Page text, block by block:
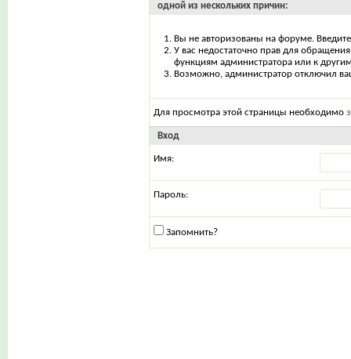
одной из нескольких причин:
Вы не авторизованы на форуме.
У вас недостаточно прав для
функциям администратора или к
Возможно, администратор отключил
Для просмотра этой страницы необходимо
Вход
Имя:
Пароль:
Запомнить?